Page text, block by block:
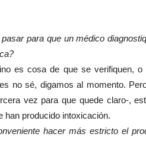
para que un médico
es cosa de que se verifiquen, o
no sé, digamos al momento.
vez para que quede claro-,
han producido intoxicación.
hacer más estricto el